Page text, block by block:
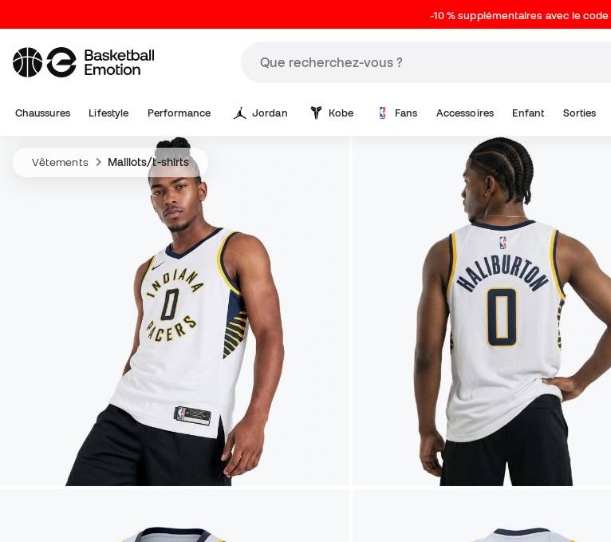
-10 % supplémentaires avec le code
Chaussures Lifestyle Performance Jordan Kobe Fans Accessoires Enfant Sorties
Vêtements Maillots/t-shirts